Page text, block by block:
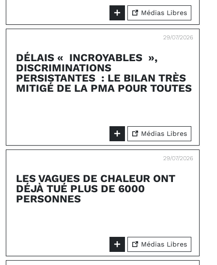
Médias Libres
29/07/2026
DÉLAIS « INCROYABLES »,
DISCRIMINATIONS
PERSISTANTES : LE BILAN TRÈS
MITIGÉ DE LA PMA POUR TOUTES
Médias Libres
29/07/2026
LES VAGUES DE CHALEUR ONT
DÉJÀ TUÉ PLUS DE 6000
PERSONNES
Médias Libres